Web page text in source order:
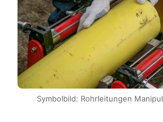
Symbolbild: Rohrleitungen